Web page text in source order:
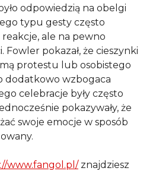
odpowiedzią na obelgi
typu gesty często
ale na pewno
Fowler pokazał, że cieszynki
protestu lub osobistego
dodatkowo wzbogaca
celebracje były często
pokazywały, że
swoje emocje w sposób
www.fangol.pl/znajdziesz